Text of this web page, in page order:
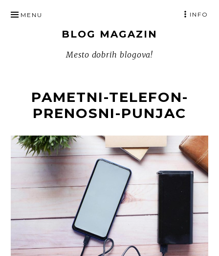
TO
BLOG MAGAZIN
Mesto dobrih blogova!
MENU INFO
PAMETNI-TELEFON-
PRENOSNI-PUNJAC